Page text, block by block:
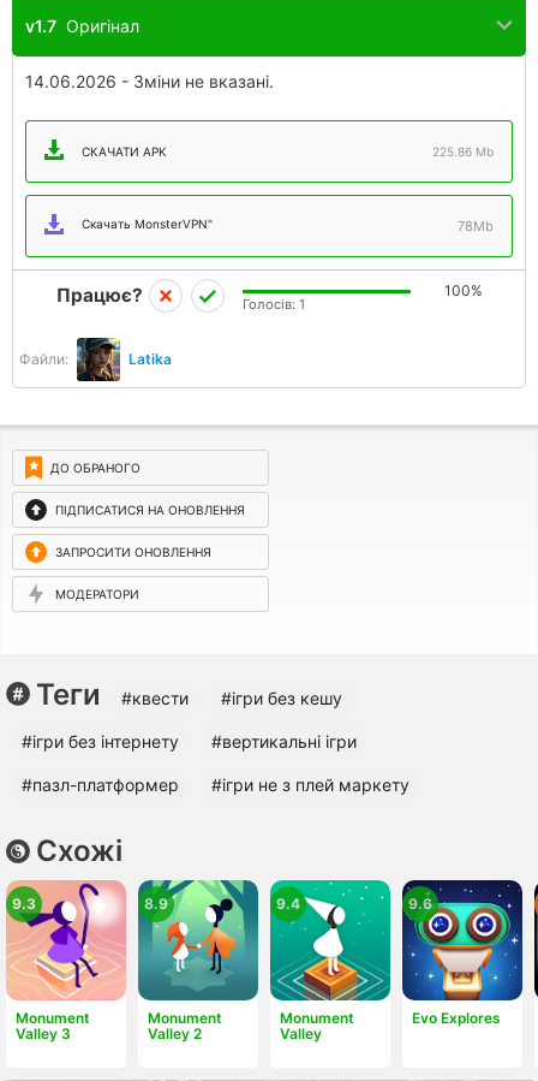
v1.7 Оригінал
14.06.2026 - Зміни не вказані.
СКАЧАТИ APK 225.86 Mb
Скачать MonsterVPN" 78Mb
Файли: Latika
Працює? 100%
Голосів: 1
ДО ОБРАНОГО
ПІДПИСАТИСЯ НА ОНОВЛЕННЯ
ЗАПРОСИТИ ОНОВЛЕННЯ
МОДЕРАТОРИ
Теги #квести #ігри без кешу
#ігри без інтернету #вертикальні ігри
#пазл-платформер #ігри не з плей маркету
Схожі
Monument
Valley 3
9.3
Monument
Valley 2
8.9
Monument
Valley
9.4
Evo Explores
9.6